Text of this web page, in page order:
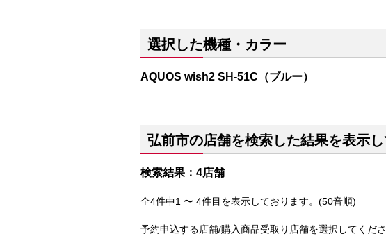
選択した機種・カラー
AQUOS wish2 SH-51C（ブルー）
弘前市の店舗を検索した結果を表示
検索結果：4店舗
全4件中1 〜 4件目を表示しております。(50音順)
予約申込する店舗/購入商品受取り店舗を選択してくださ